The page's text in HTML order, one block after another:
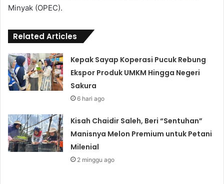
Minyak (OPEC).
Related Articles
Kepak Sayap Koperasi Pucuk Rebung
Ekspor Produk UMKM Hingga Negeri
Sakura
6 hari ago
Kisah Chaidir Saleh, Beri “Sentuhan”
Manisnya Melon Premium untuk Petani
Milenial
2 minggu ago